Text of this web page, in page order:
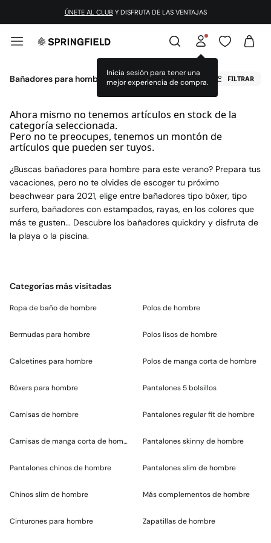
ÚNETE AL CLUB Y DISFRUTA DE LAS VENTAJAS
Inicia sesión para tener una
mejor experiencia de compra.
Bañadores para hombres FILTRAR
Ahora mismo no tenemos artículos en stock de la
categoría seleccionada.
Pero no te preocupes, tenemos un montón de
artículos que pueden ser tuyos.
¿Buscas bañadores para hombre para este verano? Prepara tus
vacaciones, pero no te olvides de escoger tu próximo
beachwear para 2021, elige entre bañadores tipo bóxer, tipo
surfero, bañadores con estampados, rayas, en los colores que
más te gusten... Descubre los bañadores quickdry y disfruta de
la playa o la piscina.
Categorías más visitadas
Ropa de baño de hombre
Bermudas para hombre
Calcetines para hombre
Bóxers para hombre
Camisas de hombre
Camisas de manga corta de hombre
Pantalones chinos de hombre
Chinos slim de hombre
Cinturones para hombre
Polos de hombre
Polos lisos de hombre
Polos de manga corta de hombre
Pantalones 5 bolsillos
Pantalones regular fit de hombre
Pantalones skinny de hombre
Pantalones slim de hombre
Más complementos de hombre
Zapatillas de hombre